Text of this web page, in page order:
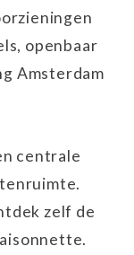
openbaar
Amsterdam
centrale
zelf de